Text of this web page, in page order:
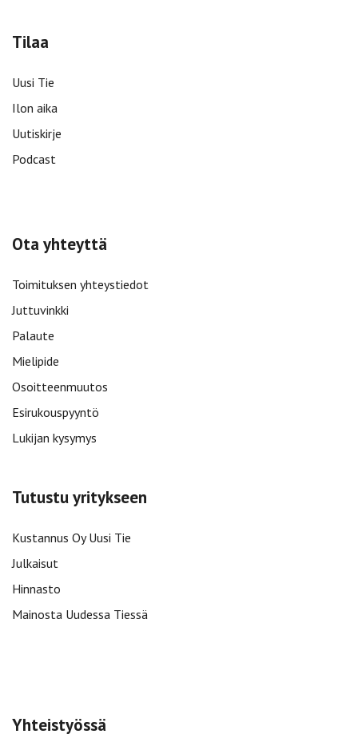
Tilaa
Uusi Tie
Ilon aika
Uutiskirje
Podcast
Ota yhteyttä
Toimituksen yhteystiedot
Juttuvinkki
Palaute
Mielipide
Osoitteenmuutos
Esirukouspyyntö
Lukijan kysymys
Tutustu yritykseen
Kustannus Oy Uusi Tie
Julkaisut
Hinnasto
Mainosta Uudessa Tiessä
Yhteistyössä